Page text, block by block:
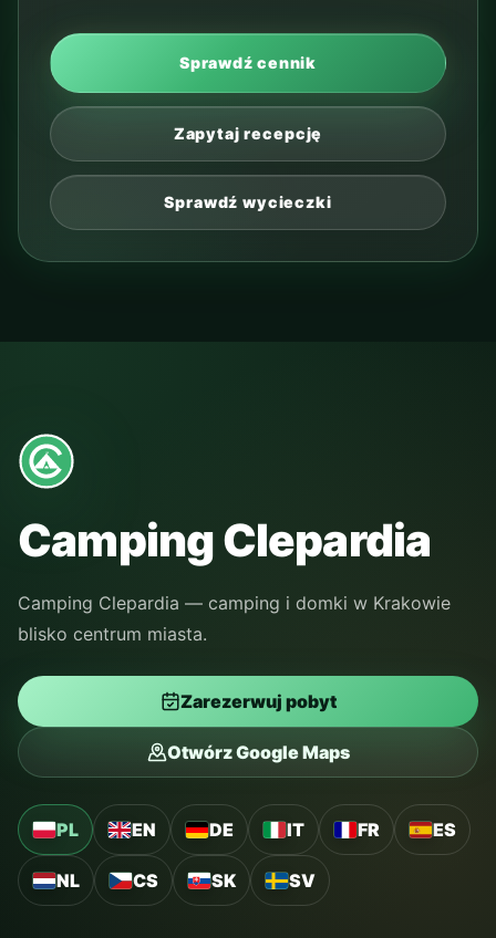
Sprawdź cennik
Zapytaj recepcję
Sprawdź wycieczki
Camping Clepardia
Camping Clepardia — camping i domki w Krakowie
blisko centrum miasta.
Zarezerwuj pobyt
Otwórz Google Maps
PL EN DE IT FR ES
NL CS SK SV